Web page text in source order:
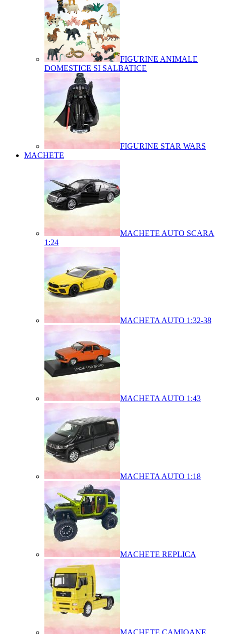
FIGURINE ANIMALE
DOMESTICE SI SALBATICE
FIGURINE STAR WARS
MACHETE
MACHETE AUTO SCARA
1:24
MACHETA AUTO 1:32-38
MACHETA AUTO 1:43
MACHETA AUTO 1:18
MACHETE REPLICA
MACHETE CAMIOANE